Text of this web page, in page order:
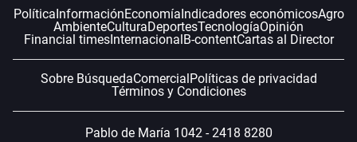
PolíticaInformaciónEconomíaIndicadores económicosAgro
AmbienteCulturaDeportesTecnologíaOpinión
Financial timesInternacionalB-contentCartas al Director
Sobre BúsquedaComercialPolíticas de privacidad
Términos y Condiciones
Pablo de María 1042 - 2418 8280